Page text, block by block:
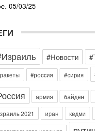
05/03/25
#Новости
#россия #сирия
армия байден
2021 иран кедми